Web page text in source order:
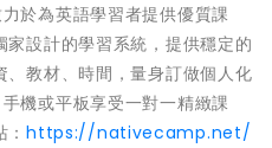
於為英語學習者提供優質課
設計的學習系統，提供穩定的
教材、時間，量身訂做個人化
機或平板享受一對一精緻課
：https://nativecamp.net/